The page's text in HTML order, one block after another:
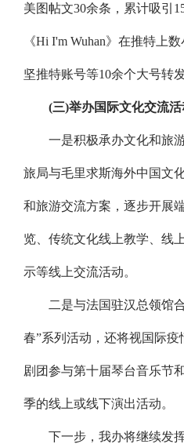
美图帖文30余条，累计吸引
《Hi I'm Wuhan》在推特上
坚推特账号等10余个大号转发
(三)举办国际文化交流活
一是积极承办文化和旅游
旅局与毛里求斯海外中国文
和旅游交流方案，逐步开展
览、传统文化线上教学、线
示等线上交流活动。
二是与法国驻汉总领馆合
春”系列活动，还将视国际
剧团参与第十届琴台音乐节
季的线上或线下演出活动。
下一步，我办将继续发挥